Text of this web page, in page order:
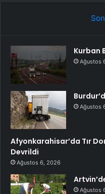
Kurban
Ağustos
Ağustos
Afyonkarahisar’da Tır
Devrildi
Ağustos 6, 2026
Ağustos